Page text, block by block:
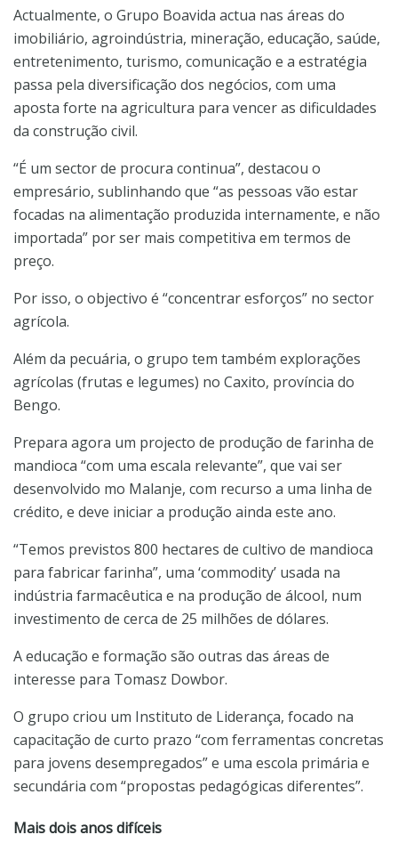
Actualmente, o Grupo Boavida actua nas áreas do
imobiliário, agroindústria, mineração, educação, saúde,
entretenimento, turismo, comunicação e a estratégia
passa pela diversificação dos negócios, com uma
aposta forte na agricultura para vencer as dificuldades
da construção civil.
“É um sector de procura continua”, destacou o
empresário, sublinhando que “as pessoas vão estar
focadas na alimentação produzida internamente, e não
importada” por ser mais competitiva em termos de
preço.
Por isso, o objectivo é “concentrar esforços” no sector
agrícola.
Além da pecuária, o grupo tem também explorações
agrícolas (frutas e legumes) no Caxito, província do
Bengo.
Prepara agora um projecto de produção de farinha de
mandioca “com uma escala relevante”, que vai ser
desenvolvido mo Malanje, com recurso a uma linha de
crédito, e deve iniciar a produção ainda este ano.
“Temos previstos 800 hectares de cultivo de mandioca
para fabricar farinha”, uma ‘commodity’ usada na
indústria farmacêutica e na produção de álcool, num
investimento de cerca de 25 milhões de dólares.
A educação e formação são outras das áreas de
interesse para Tomasz Dowbor.
O grupo criou um Instituto de Liderança, focado na
capacitação de curto prazo “com ferramentas concretas
para jovens desempregados” e uma escola primária e
secundária com “propostas pedagógicas diferentes”.
Mais dois anos difíceis